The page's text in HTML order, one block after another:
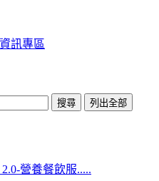
訊專區
營養餐飲服.....